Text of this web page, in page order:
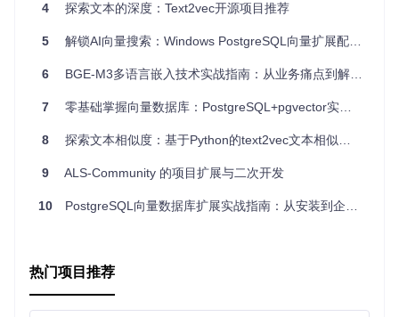
社区支持：基于公开的研究成果，有明确的引用指导，便
灵活的许可协议：采用Apache 2.0许可证，允许商业和非
商业用途，对二次开发友好。
文档表示的工具，那么Doc2VecC绝对值得尝试。立即加入，
4 探索文本的深度：Text2vec开源项目推荐
5 解锁AI向量搜索：Windows PostgreSQL向量扩展配置全攻略
6 BGE-M3多语言嵌入技术实战指南：从业务痛点到解决方案
7 零基础掌握向量数据库：PostgreSQL+pgvector实现智能语义搜索
8 探索文本相似度：基于Python的text2vec文本相似度比较工具
9 ALS-Community 的项目扩展与二次开发
10 PostgreSQL向量数据库扩展实战指南：从安装到企业级应用
热门项目推荐